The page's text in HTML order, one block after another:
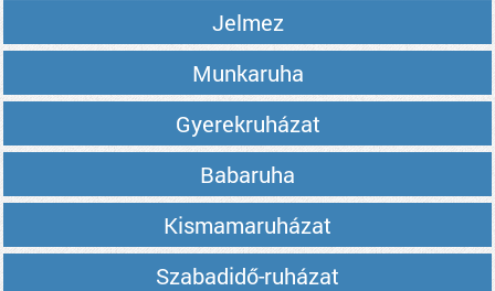
Jelmez
Munkaruha
Gyerekruházat
Babaruha
Kismamaruházat
Szabadidő-ruházat